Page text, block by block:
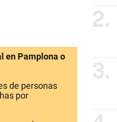
en Pamplona o
de personas
por
2.
3.